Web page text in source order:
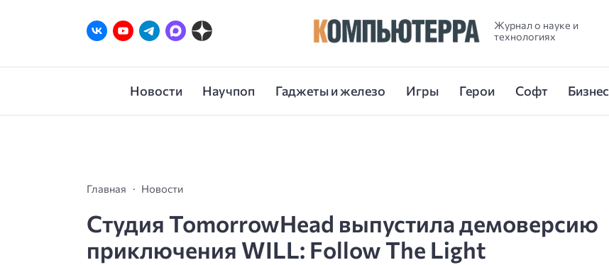
Журнал о науке и
технологиях
Новости Научпоп Гаджеты и железо Игры Герои Софт Бизнес
Главная Новости
Студия TomorrowHead выпустила демоверсию
приключения WILL: Follow The Light